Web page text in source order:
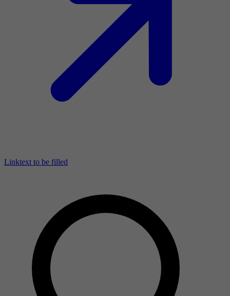
Linktext to be filled